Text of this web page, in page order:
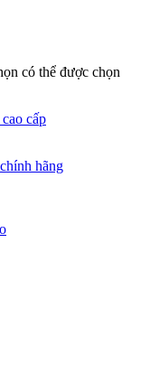
có thể được chọn
cấp